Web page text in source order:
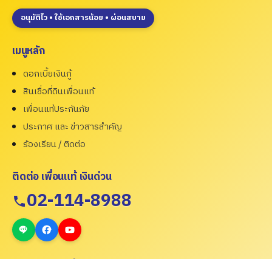
อนุมัติไว • ใช้เอกสารน้อย • ผ่อนสบาย
เมนูหลัก
ดอกเบี้ยเงินกู้
สินเชื่อที่ดินเพื่อนแท้
เพื่อนแท้ประกันภัย
ประกาศ และ ข่าวสารสำคัญ
ร้องเรียน / ติดต่อ
ติดต่อ เพื่อนแท้ เงินด่วน
02-114-8988